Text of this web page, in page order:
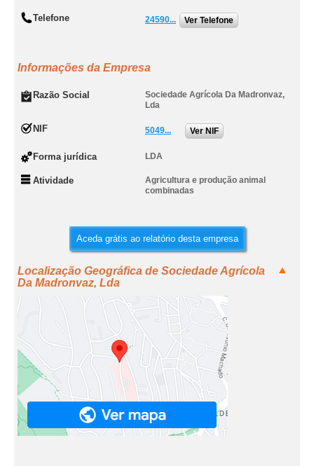
Telefone 24590... Ver Telefone
Informações da Empresa
Razão Social
Sociedade Agrícola Da Madronvaz,
Lda
NIF 5049... Ver NIF
Forma jurídica LDA
Atividade
Agricultura e produção animal
combinadas
Aceda grátis ao relatório desta empresa
Localização Geográfica de Sociedade Agrícola
Da Madronvaz, Lda